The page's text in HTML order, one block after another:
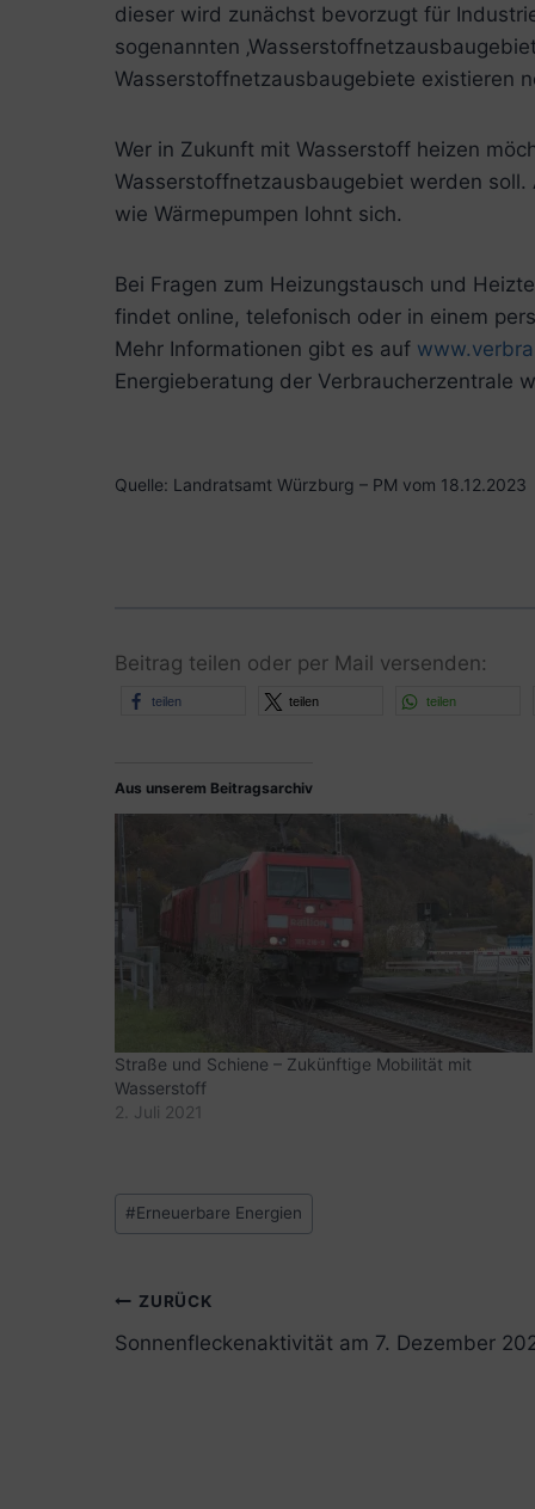
dieser wird zunächst bevorzugt für
sogenannten
Wasserstoffnetzausbaugebiete existieren
Wer in Zukunft mit Wasserstoff heizen
Wasserstoffnetzausbaugebiet werden
wie Wärmepumpen lohnt sich.
Bei Fragen zum Heizungstausch und
findet online, telefonisch oder in einem
Mehr Informationen gibt es auf
Energieberatung der Verbraucherzentrale
Quelle: Landratsamt Würzburg – PM vom 18.12.2023
Beitrag teilen oder per Mail versenden:
teilen teilen teilen
Aus unserem Beitragsarchiv
Straße und Schiene – Zukünftige Mobilität mit
Wasserstoff
2. Juli 2021
Schlagworte:
#Erneuerbare Energien
Beitrags-
Navigation
ZURÜCK
Sonnenfleckenaktivität am 7. Dezember